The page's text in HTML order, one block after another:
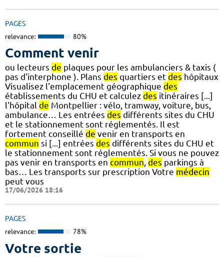
PAGES
relevance: 80%
Comment venir
ou lecteurs de plaques pour les ambulanciers & taxis (
pas d'interphone ). Plans des quartiers et des hôpitaux
Visualisez l'emplacement géographique des
établissements du CHU et calculez des itinéraires [...]
l'hôpital de Montpellier : vélo, tramway, voiture, bus,
ambulance… Les entrées des différents sites du CHU
et le stationnement sont réglementés. Il est
fortement conseillé de venir en transports en
commun si [...] entrées des différents sites du CHU et
le stationnement sont réglementés. Si vous ne pouvez
pas venir en transports en commun, des parkings à
bas… Les transports sur prescription Votre médecin
peut vous
17/06/2026 18:16
PAGES
relevance: 78%
Votre sortie